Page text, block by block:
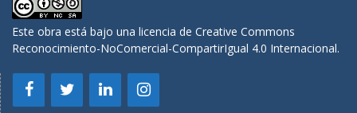
Este obra está bajo una licencia de Creative Commons
Reconocimiento-NoComercial-CompartirIgual 4.0 Internacional.